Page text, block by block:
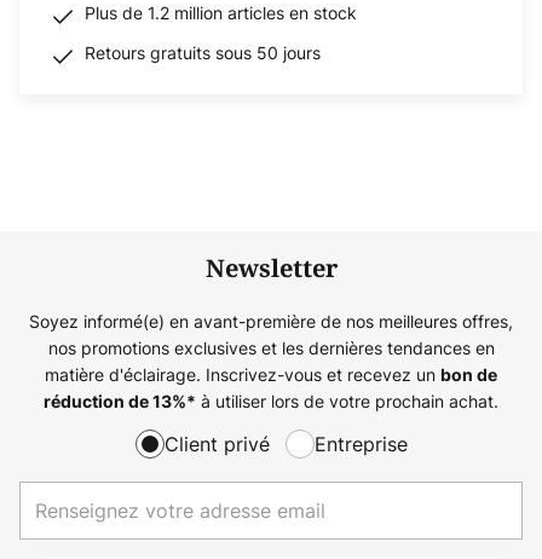
Plus de 1.2 million articles en stock
Retours gratuits sous 50 jours
Newsletter
Soyez informé(e) en avant-première de nos meilleures offres,
nos promotions exclusives et les dernières tendances en
matière d'éclairage. Inscrivez-vous et recevez un bon de
réduction de13%* à utiliser lors de votre prochain achat.
Client privé Entreprise